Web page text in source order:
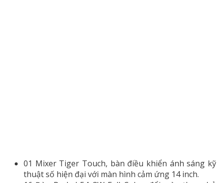
01 Mixer Tiger Touch, bàn điều khiển ánh sáng kỹ
thuật số hiện đại với màn hình cảm ứng 14 inch.